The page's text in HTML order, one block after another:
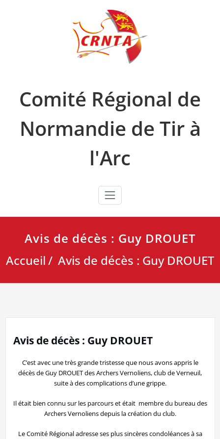
Comité Régional de
Normandie de Tir à
l'Arc
Avis de décès : Guy DROUET
Accueil
Avis de décès : Guy DROUET
Avis de décès : Guy DROUET
C’est avec une très grande tristesse que nous avons appris le
décès de Guy DROUET des Archers Vernoliens, club de Verneuil,
suite à des complications d’une grippe.
Il était bien connu sur les parcours et était membre du bureau des
Archers Vernoliens depuis la création du club.
Le Comité Régional adresse ses plus sincères condoléances à sa